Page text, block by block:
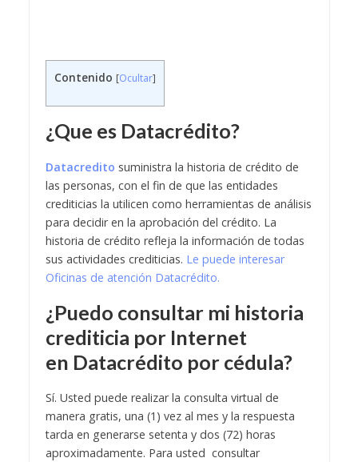
Contenido [Ocultar]
¿Que es Datacrédito?
Datacredito suministra la historia de crédito de
las personas, con el fin de que las entidades
crediticias la utilicen como herramientas de análisis
para decidir en la aprobación del crédito. La
historia de crédito refleja la información de todas
sus actividades crediticias. Le puede interesar
Oficinas de atención Datacrédito.
¿Puedo consultar mi historia
crediticia por Internet
en Datacrédito por cédula?
Sí. Usted puede realizar la consulta virtual de
manera gratis, una (1) vez al mes y la respuesta
tarda en generarse setenta y dos (72) horas
aproximadamente. Para usted consultar